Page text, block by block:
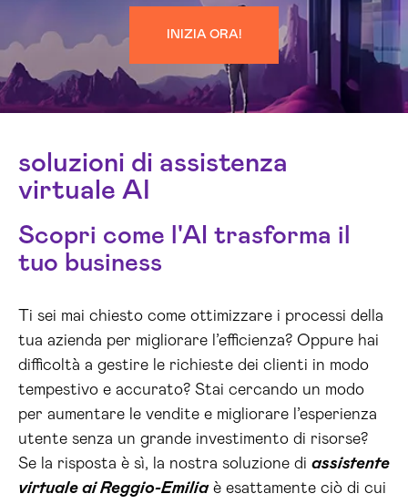
INIZIA ORA!
soluzioni di assistenza
virtuale AI
Scopri come l'AI trasforma il
tuo business
Ti sei mai chiesto come ottimizzare i processi della
tua azienda per migliorare l’efficienza? Oppure hai
difficoltà a gestire le richieste dei clienti in modo
tempestivo e accurato? Stai cercando un modo
per aumentare le vendite e migliorare l’esperienza
utente senza un grande investimento di risorse?
Se la risposta è sì, la nostra soluzione di assistente
virtuale ai Reggio-Emiliaè esattamente ciò di cui